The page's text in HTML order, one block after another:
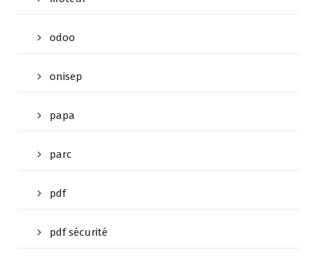
odoo
onisep
papa
parc
pdf
pdf sécurité